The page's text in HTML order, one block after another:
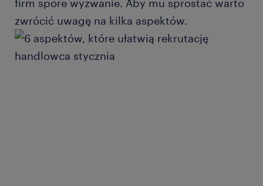
firm spore wyzwanie. Aby mu sprostać warto
zwrócić uwagę na kilka aspektów.